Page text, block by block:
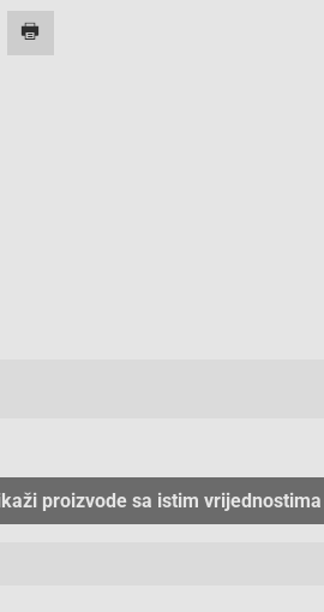
proizvode sa istim vrijednostima